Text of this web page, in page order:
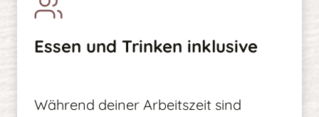
Essen und Trinken inklusive
Während deiner Arbeitszeit sind